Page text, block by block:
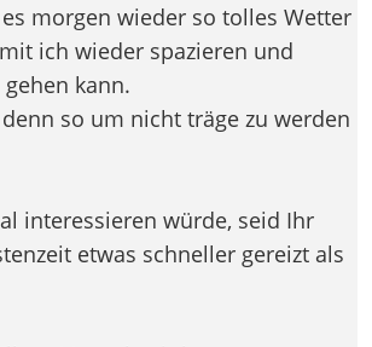
morgen wieder so tolles Wetter
ich wieder spazieren und
kann.
so um nicht träge zu werden
interessieren würde, seid Ihr
etwas schneller gereizt als